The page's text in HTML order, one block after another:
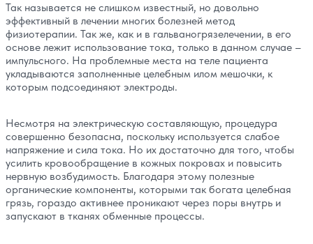
Так называется не слишком известный, но довольно
эффективный в лечении многих болезней метод
физиотерапии. Так же, как и в гальваногрязелечении, в его
основе лежит использование тока, только в данном случае –
импульсного. На проблемные места на теле пациента
укладываются заполненные целебным илом мешочки, к
которым подсоединяют электроды.
Несмотря на электрическую составляющую, процедура
совершенно безопасна, поскольку используется слабое
напряжение и сила тока. Но их достаточно для того, чтобы
усилить кровообращение в кожных покровах и повысить
нервную возбудимость. Благодаря этому полезные
органические компоненты, которыми так богата целебная
грязь, гораздо активнее проникают через поры внутрь и
запускают в тканях обменные процессы.